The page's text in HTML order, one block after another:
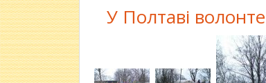
У Полтаві